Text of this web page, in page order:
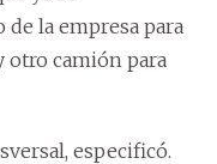
la empresa para
otro camión para
especificó.